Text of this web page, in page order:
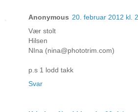
Anonymous 20. februar 2012 kl.
Vær stolt
Hilsen
NIna (nina@phototrim.com)
p.s 1 lodd takk
Svar